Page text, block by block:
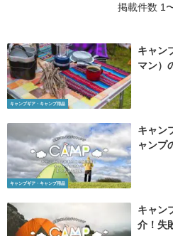
掲載件数 1
キャンプギア・キャンプ用品
キャン
マン）
キャンプギア・キャンプ用品
キャン
ャンプ
キャン
介！失